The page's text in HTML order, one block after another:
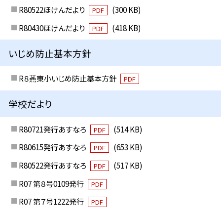
R80522ほけんだより
PDF
(300 KB)
R80430ほけんだより
PDF (418 KB)
いじめ防止基本方針
R８燕東小いじめ防止基本方針 PDF
学校だより
R80721発行あすなろ PDF
(514 KB)
R80615発行あすなろ
PDF
(653 KB)
R80522発行あすなろ
PDF
(517 KB)
R07 第８号0109発行
PDF
R07 第７号1222発行 PDF